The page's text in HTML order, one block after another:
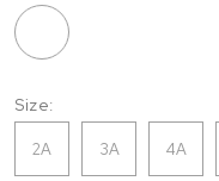
Size:
2A 3A 4A